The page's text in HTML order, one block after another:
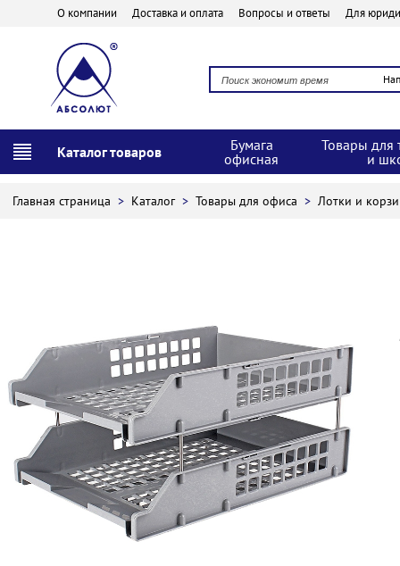
О компании Доставка и оплата Вопросы и ответы Для
Каталог товаров
Бумага
офисная
Товары для
и
Главная страница > Каталог > Товары для офиса > Лотки и